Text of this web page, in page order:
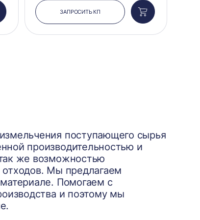
ЗАПРОСИТЬ КП
Добавить
в
корзину
поступающего сырья
производительностью и
же возможностью
Мы предлагаем
Помогаем с
и поэтому мы